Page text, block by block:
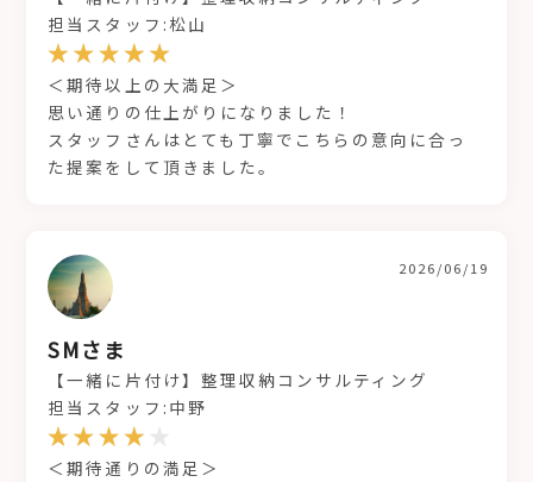
担当スタッフ:松山
＜期待以上の大満足＞
思い通りの仕上がりになりました！
スタッフさんはとても丁寧でこちらの意向に合っ
た提案をして頂きました。
SMさま
2026/06/19
【一緒に片付け】整理収納コンサルティング
担当スタッフ:中野
＜期待通りの満足＞